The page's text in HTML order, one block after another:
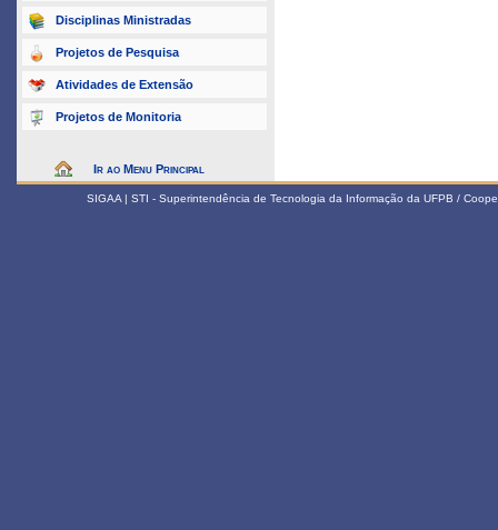
Disciplinas Ministradas
Projetos de Pesquisa
Atividades de Extensão
Projetos de Monitoria
Ir ao Menu Principal
SIGAA | STI - Superintendência de Tecnologia da Informação da UFPB /